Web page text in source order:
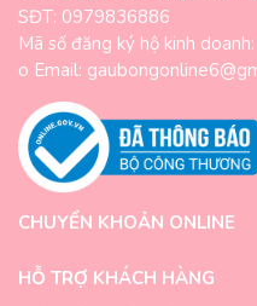
SĐT: 0979836886
Mã số đăng ký hộ kinh
o Email:
CHUYỂN KHOẢN ONLINE
HỖ TRỢ KHÁCH HÀNG